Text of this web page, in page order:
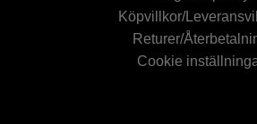
Köpvillkor/
Returer/
Cookie